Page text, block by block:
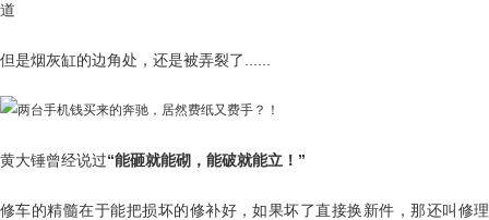
道
但是烟灰缸的边角处，还是被弄裂了......
黄大锤曾经说过“能砸就能砌，能破就能立！”
修车的精髓在于能把损坏的修补好，如果坏了直接换新件，那还叫修理